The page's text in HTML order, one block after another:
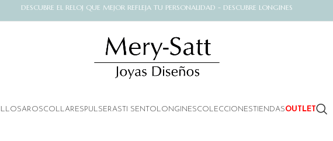
DESCUBRE EL RELOJ QUE MEJOR REFLEJA TU PERSONALIDAD - DESCUBRE LONGINES
AROSCOLLARES PULSERASTI SENTO LONGINESCOLECCIONESTIENDASOUTLET